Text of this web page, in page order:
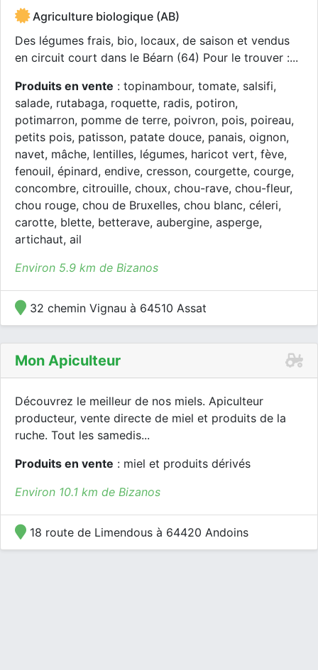
Agriculture biologique (AB)
Des légumes frais, bio, locaux, de saison et vendus
en circuit court dans le Béarn (64) Pour le trouver :...
Produits en vente : topinambour, tomate, salsifi,
salade, rutabaga, roquette, radis, potiron,
potimarron, pomme de terre, poivron, pois, poireau,
petits pois, patisson, patate douce, panais, oignon,
navet, mâche, lentilles, légumes, haricot vert, fève,
fenouil, épinard, endive, cresson, courgette, courge,
concombre, citrouille, choux, chou-rave, chou-fleur,
chou rouge, chou de Bruxelles, chou blanc, céleri,
carotte, blette, betterave, aubergine, asperge,
artichaut, ail
Environ 5.9 km de Bizanos
32 chemin Vignau à 64510 Assat
Mon Apiculteur
Découvrez le meilleur de nos miels. Apiculteur
producteur, vente directe de miel et produits de la
ruche. Tout les samedis...
Produits en vente : miel et produits dérivés
Environ 10.1 km de Bizanos
18 route de Limendous à 64420 Andoins